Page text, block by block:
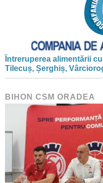
Întreruperea alimentării
Tilecuș, Șerghiș,
BIHON CSM ORADEA